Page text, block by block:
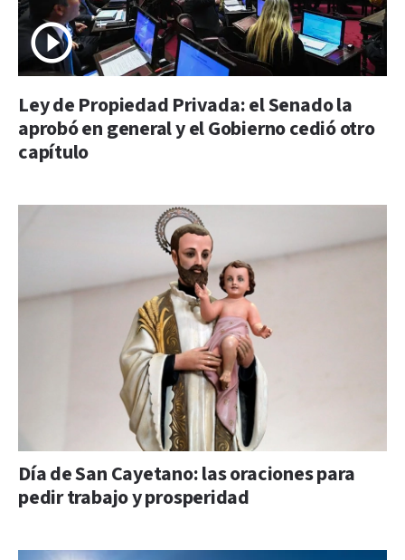
Ley de Propiedad Privada: el Senado la
aprobó en general y el Gobierno cedió otro
capítulo
Día de San Cayetano: las oraciones para
pedir trabajo y prosperidad